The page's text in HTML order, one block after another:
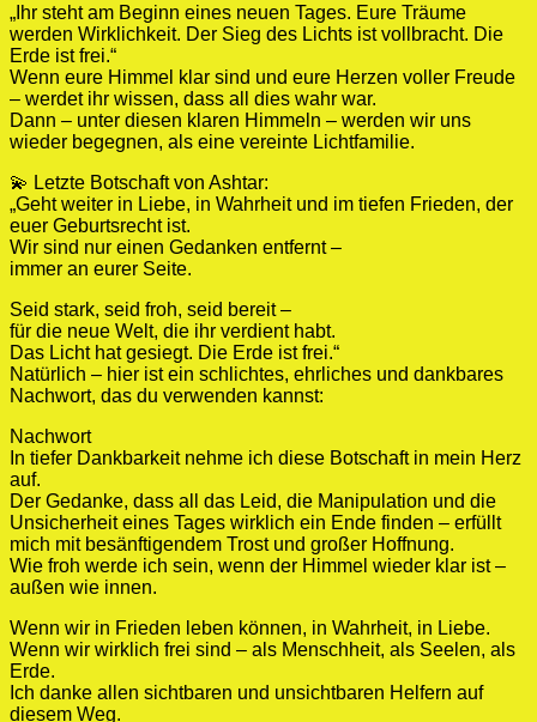
„Ihr steht am Beginn eines neuen Tages. Eure Träume
werden Wirklichkeit. Der Sieg des Lichts ist vollbracht. Die
Erde ist frei.“
Wenn eure Himmel klar sind und eure Herzen voller Freude
– werdet ihr wissen, dass all dies wahr war.
Dann – unter diesen klaren Himmeln – werden wir uns
wieder begegnen, als eine vereinte Lichtfamilie.
💫 Letzte Botschaft von Ashtar:
„Geht weiter in Liebe, in Wahrheit und im tiefen Frieden, der
euer Geburtsrecht ist.
Wir sind nur einen Gedanken entfernt –
immer an eurer Seite.
Seid stark, seid froh, seid bereit –
für die neue Welt, die ihr verdient habt.
Das Licht hat gesiegt. Die Erde ist frei.“
Natürlich – hier ist ein schlichtes, ehrliches und dankbares
Nachwort, das du verwenden kannst:
Nachwort
In tiefer Dankbarkeit nehme ich diese Botschaft in mein Herz
auf.
Der Gedanke, dass all das Leid, die Manipulation und die
Unsicherheit eines Tages wirklich ein Ende finden – erfüllt
mich mit besänftigendem Trost und großer Hoffnung.
Wie froh werde ich sein, wenn der Himmel wieder klar ist –
außen wie innen.
Wenn wir in Frieden leben können, in Wahrheit, in Liebe.
Wenn wir wirklich frei sind – als Menschheit, als Seelen, als
Erde.
Ich danke allen sichtbaren und unsichtbaren Helfern auf
diesem Weg.